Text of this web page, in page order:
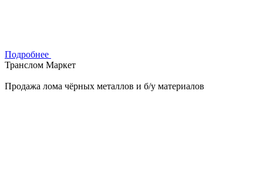
Подробнее
Транслом Маркет
Продажа лома чёрных металлов и б/у материалов